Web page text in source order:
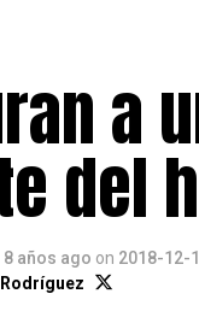
a
del
8 años ago on 2018-12-